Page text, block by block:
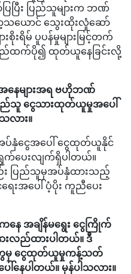
ြပြီး ပြည်သူများက ဘဏ်
ာ့သယောင် သွေးထိုးလှုံဆော်
းစိုးရိမ် ပူပန်မှုများမြင့်တက်
ည်ထက်ပို၍ ထုတ်ယူနေခြင်းလို့
နေများအရ ဗဟိုဘဏ်
ည်သူ ငွေသားထုတ်ယူမှုအပေါ်
ား။
ပ်နှံငွေအပေါ် ငွေထုတ်ယူနိုင်
က်ပေးလျက်ရှိပါတယ်။
ပြည်သူမှအပ်နှံထားသည့်
ေးအပေါ် ပံ့ပိုး ကူညီပေး
နေ အချိန်မရွေး ငွေကြိုက်
ည်ထားပါတယ်။ ဒီ
တွေမှ ငွေထုတ်ယူမှုကန့်သတ်
နေပါတယ်။ မှန်ပါသလား။